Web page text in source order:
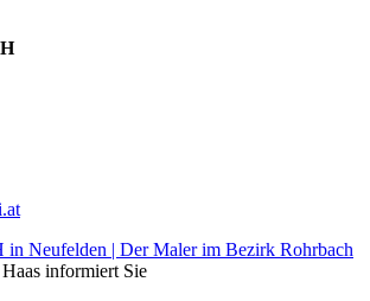
in Neufelden | Der Maler im Bezirk Rohrbach
informiert Sie